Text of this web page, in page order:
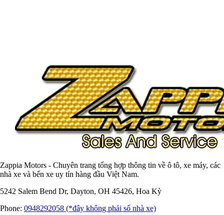
Zappia Motors - Chuyên trang tổng hợp thông tin về ô tô, xe máy, các
nhà xe và bến xe uy tín hàng đầu Việt Nam.
5242 Salem Bend Dr, Dayton, OH 45426, Hoa Kỳ
Phone: 0948292058 (*đây không phải số nhà xe)